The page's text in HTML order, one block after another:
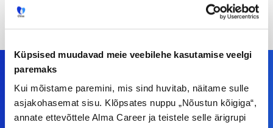
Küpsised muudavad meie veebilehe kasutamise veelgi
paremaks
Kui mõistame paremini, mis sind huvitab, näitame sulle
asjakohasemat sisu. Klõpsates nuppu „Nõustun kõigiga“,
annate ettevõttele Alma Career ja teistele selle ärigrupi
Meiega leiad!